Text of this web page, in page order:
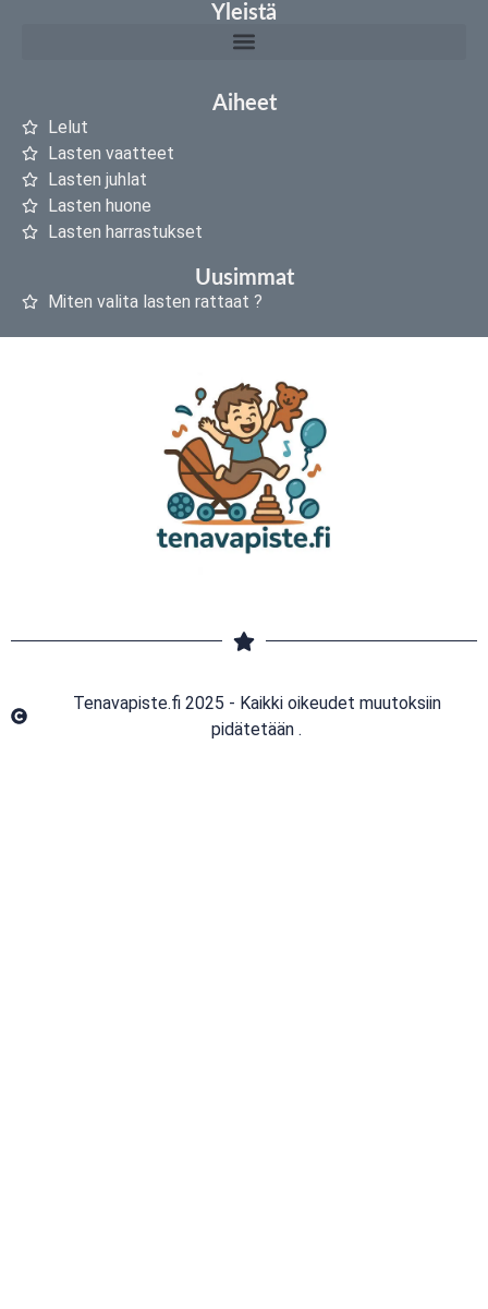
Yleistä
Aiheet
Lelut
Lasten vaatteet
Lasten juhlat
Lasten huone
Lasten harrastukset
Uusimmat
Miten valita lasten rattaat ?
Tenavapiste.fi 2025 - Kaikki oikeudet muutoksiin
pidätetään .